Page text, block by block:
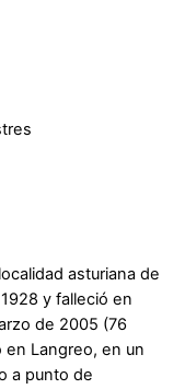
asturiana de
y falleció en
de 2005 (76
en Langreo, en un
a punto de